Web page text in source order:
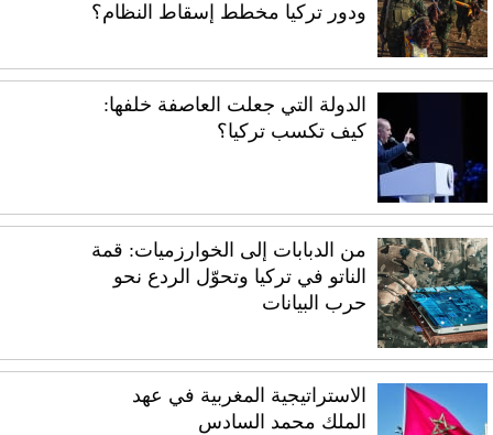
ودور تركيا مخطط إسقاط النظام؟
الدولة التي جعلت العاصفة خلفها:
كيف تكسب تركيا؟
من الدبابات إلى الخوارزميات: قمة
الناتو في تركيا وتحوّل الردع نحو
حرب البيانات
الاستراتيجية المغربية في عهد
الملك محمد السادس